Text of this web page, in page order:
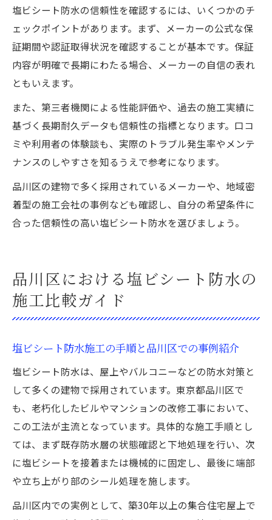
塩ビシート防水の信頼性を確認するには、いくつかのチ
ェックポイントがあります。まず、メーカーの公式な保
証期間や認証取得状況を確認することが基本です。保証
内容が明確で長期にわたる場合、メーカーの自信の表れ
ともいえます。
また、第三者機関による性能評価や、過去の施工実績に
基づく長期耐久データも信頼性の指標となります。口コ
ミや利用者の体験談も、実際のトラブル発生率やメンテ
ナンスのしやすさを知るうえで参考になります。
品川区の建物で多く採用されているメーカーや、地域密
着型の施工会社の事例なども確認し、自分の希望条件に
合った信頼性の高い塩ビシート防水を選びましょう。
品川区における塩ビシート防水の
施工比較ガイド
塩ビシート防水施工の手順と品川区での事例紹介
塩ビシート防水は、屋上やバルコニーなどの防水対策と
して多くの建物で採用されています。東京都品川区で
も、老朽化したビルやマンションの改修工事において、
この工法が主流となっています。具体的な施工手順とし
ては、まず既存防水層の状態確認と下地処理を行い、次
に塩ビシートを接着または機械的に固定し、最後に端部
や立ち上がり部のシール処理を施します。
品川区内での実例として、築30年以上の集合住宅屋上で